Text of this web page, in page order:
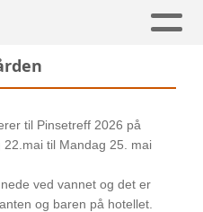
til Pinsetreff 2026 på
til Mandag 25. mai
ved vannet og det er
og baren på hotellet.